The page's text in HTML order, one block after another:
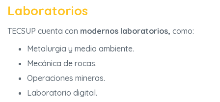
Laboratorios
TECSUP cuenta con modernos laboratorios, como:
Metalurgia y medio ambiente.
Mecánica de rocas.
Operaciones mineras.
Laboratorio digital.